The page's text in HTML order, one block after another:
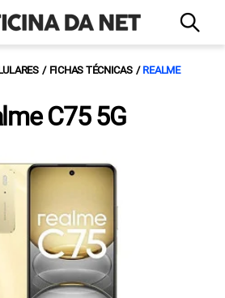
FICHAS TÉCNICAS REALME
C75 5G